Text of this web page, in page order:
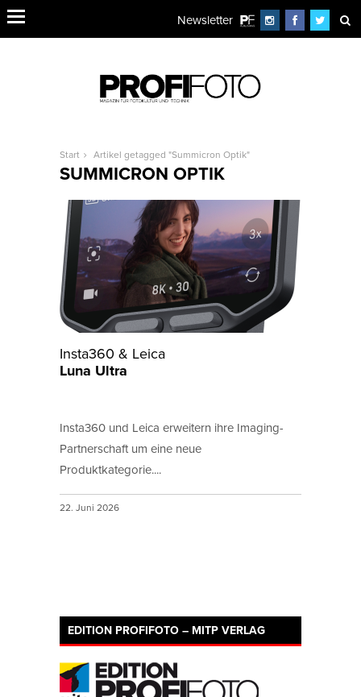
Newsletter
Start Artikel getagged "Summicron Optik"
SUMMICRON OPTIK
Insta360 & Leica
Luna Ultra
Insta360 und Leica erweitern ihre Imaging-
Partnerschaft um eine neue
Produktkategorie....
22. Juni 2026
EDITION PROFIFOTO – MITP VERLAG